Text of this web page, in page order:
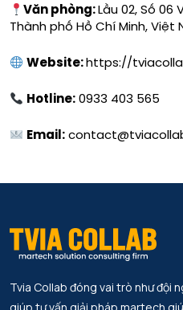
Văn phòng:Lầu 02, Số 06
Thành phố Hồ Chí Minh, Việt
Website:https://
Hotline:0933 403 565
Email:
Tvia Collab đóng vai trò như đội